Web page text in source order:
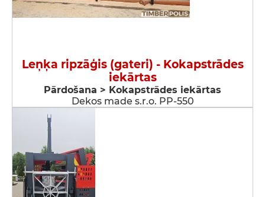
Leņķa ripzāģis (gateri) - Kokapstrādes
iekārtas
Pārdošana > Kokapstrādes iekārtas
Dekos made s.r.o. PP-550